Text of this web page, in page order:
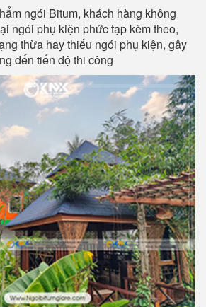
ngói Bitum, khách hàng không
ngói phụ kiện phức tạp kèm theo,
thừa hay thiếu ngói phụ kiện, gây
đến tiến độ thi công